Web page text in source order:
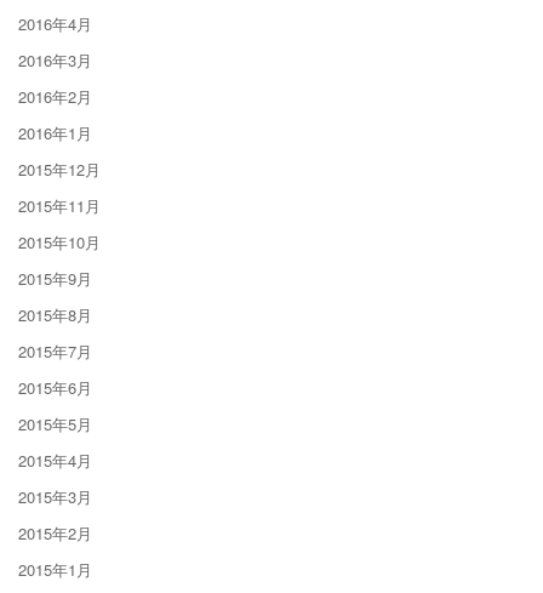
2016年4月
2016年3月
2016年2月
2016年1月
2015年12月
2015年11月
2015年10月
2015年9月
2015年8月
2015年7月
2015年6月
2015年5月
2015年4月
2015年3月
2015年2月
2015年1月